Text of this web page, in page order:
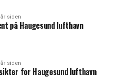
år siden
på Haugesund lufthavn
år siden
for Haugesund lufthavn